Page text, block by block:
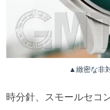
▲緻密な非
時分針、スモールセコ